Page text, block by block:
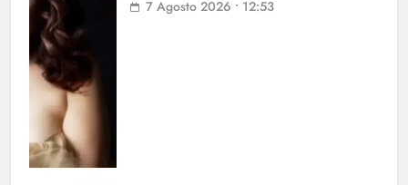
7 Agosto 2026 • 12:53